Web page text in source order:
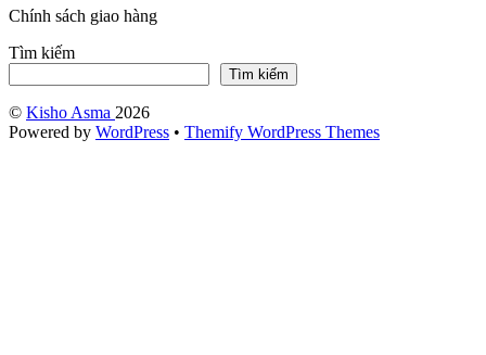
Chính sách giao hàng
Tìm kiếm
Tìm kiếm
© Kisho Asma 2026
Powered by WordPress • Themify WordPress Themes